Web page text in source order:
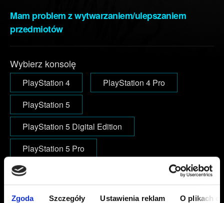
Zgoda Szczegóły Ustawienia reklam O plikach
Mam problem z wytwarzaniem/ulepszaniem
przedmiotów
Wybierz konsolę
PlayStation 4
PlayStation 4 Pro
PlayStation 5
PlayStation 5 Digital Edition
PlayStation 5 Pro
E-mail (uwaga na literówki)